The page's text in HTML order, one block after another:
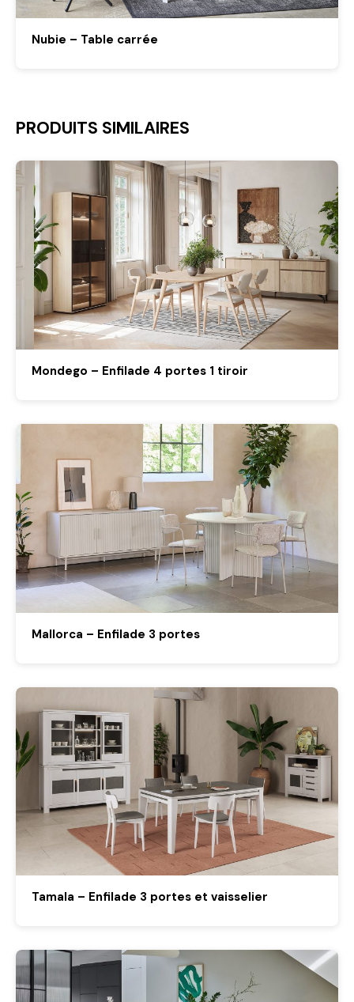
Nubie – Table carrée
PRODUITS SIMILAIRES
Mondego – Enfilade 4 portes 1 tiroir
Mallorca – Enfilade 3 portes
Tamala – Enfilade 3 portes et vaisselier